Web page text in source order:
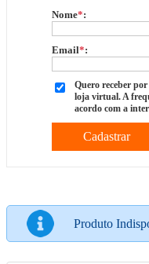
Nome*:
Email*:
Quero receber
loja virtual. A
acordo com a
Produto